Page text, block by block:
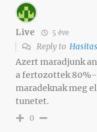
Live 5 éve
Reply to
Azert maradjunk
a fertozottek 80%-
maradeknak meg
tunetet.
0